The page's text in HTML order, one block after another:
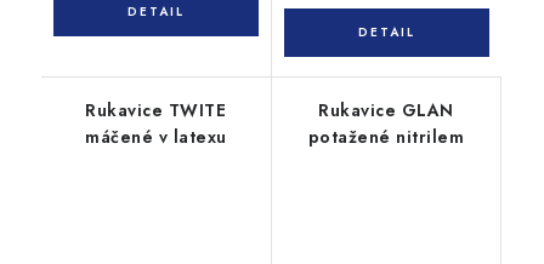
Rukavice TWITE
máčené v latexu
Rukavice GLAN
potažené nitrilem